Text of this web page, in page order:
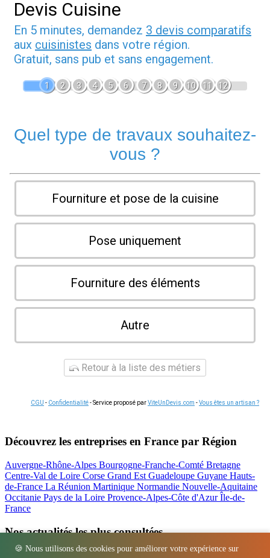
🍪 Nous utilisons des cookies pour améliorer votre expérience sur
Devis Cuisine
En 5 minutes, demandez 3 devis comparatifs
aux cuisinistes dans votre région.
Gratuit, sans pub et sans engagement.
1 2 3 4 5 6 7 8 9 10 11 12
Quel type de travaux souhaitez-
vous ?
Fourniture et pose de la cuisine
Pose uniquement
Fourniture des éléments
Autre
Retour à la liste des métiers
CGU - Confidentialité- Service proposé parViteUnDevis.com -Vous êtes un artisan ?
Découvrez les entreprises en France par Région
Auvergne-Rhône-Alpes Bourgogne-Franche-Comté Bretagne
Centre-Val de Loire Corse Grand Est Guadeloupe Guyane Hauts-
de-France La Réunion Martinique Normandie Nouvelle-Aquitaine
Occitanie Pays de la Loire Provence-Alpes-Côte d'AzurÎle-de-
France
Nos actualités les plus consultées
Location bétonnière : guide complet et tarifs